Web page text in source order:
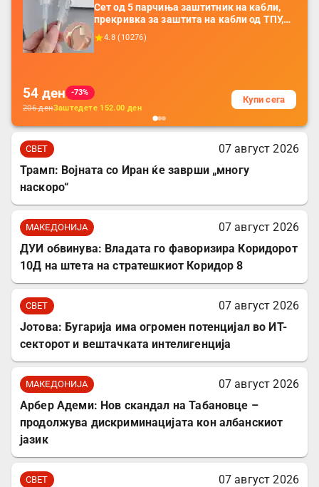
Сет од 5 парчиња заштитник на кабли,
прекривка за заштита на кабли од ТПУ,
додатоци за заштита на кабли, без
батерија, за мобилни телефони, комплет
4.8 (10276)
54 ден
-73%
206денЗаштедете 152.00 ден
Купи сега
СВЕТ
07 август 2026
Трамп: Војната со Иран ќе заврши „многу
наскоро“
МАКЕДОНИЈА
07 август 2026
ДУИ обвинува: Владата го фаворизира Коридорот
10Д на штета на стратешкиот Коридор 8
СВЕТ
07 август 2026
Јотова: Бугарија има огромен потенцијал во ИТ-
секторот и вештачката интелигенција
МАКЕДОНИЈА
07 август 2026
Арбер Адеми: Нов скандал на Табановце –
продолжува дискриминацијата кон албанскиот
јазик
СВЕТ
07 август 2026